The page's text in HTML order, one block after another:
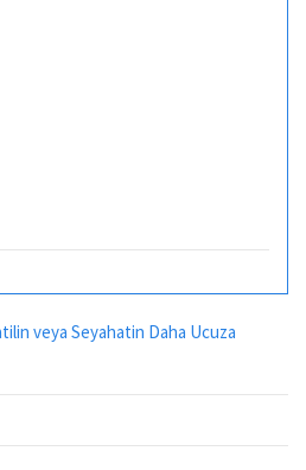
veya Seyahatin Daha Ucuza